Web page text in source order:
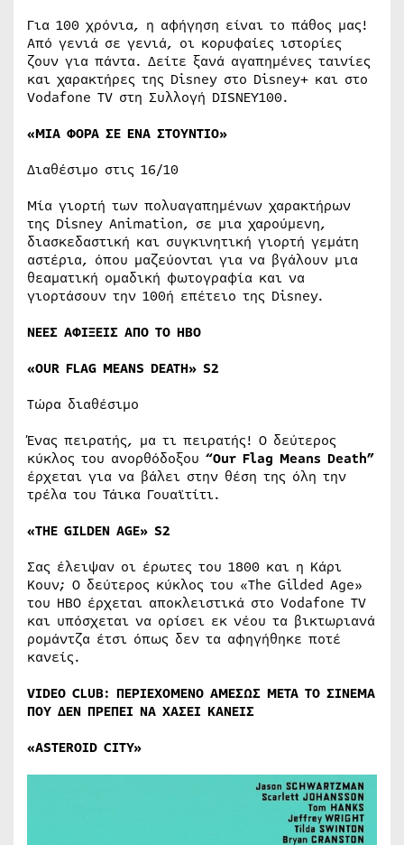
Για 100 χρόνια, η αφήγηση είναι το πάθος μας!
Από γενιά σε γενιά, οι κορυφαίες ιστορίες
ζουν για πάντα. Δείτε ξανά αγαπημένες ταινίες
και χαρακτήρες της Disney στο Disney+ και στο
Vodafone TV στη Συλλογή DISNEY100.
«ΜΙΑ ΦΟΡΑ ΣΕ ΕΝΑ ΣΤΟΥΝΤΙΟ»
Διαθέσιμο στις 16/10
Μία γιορτή των πολυαγαπημένων χαρακτήρων
της Disney Animation, σε μια χαρούμενη,
διασκεδαστική και συγκινητική γιορτή γεμάτη
αστέρια, όπου μαζεύονται για να βγάλουν μια
θεαματική ομαδική φωτογραφία και να
γιορτάσουν την 100ή επέτειο της Disney.
ΝΕΕΣ ΑΦΙΞΕΙΣ ΑΠΟ ΤO ΗΒΟ
«OUR FLAG MEANS DEATH» S2
Τώρα διαθέσιμο
Ένας πειρατής, μα τι πειρατής! Ο δεύτερος
κύκλος του ανορθόδοξου “Our Flag Means Death”
έρχεται για να βάλει στην θέση της όλη την
τρέλα του Τάικα Γουαϊτίτι.
«THE GILDEN AGE» S2
Σας έλειψαν οι έρωτες του 1800 και η Κάρι
Κουν; Ο δεύτερος κύκλος του «The Gilded Age»
του ΗΒΟ έρχεται αποκλειστικά στο Vodafone TV
και υπόσχεται να ορίσει εκ νέου τα βικτωριανά
ρομάντζα έτσι όπως δεν τα αφηγήθηκε ποτέ
κανείς.
VIDEO CLUB: ΠΕΡΙΕΧΟΜΕΝΟ ΑΜΕΣΩΣ ΜΕΤΑ ΤΟ ΣΙΝΕΜΑ
ΠΟΥ ΔΕΝ ΠΡΕΠΕΙ ΝΑ ΧΑΣΕΙ ΚΑΝΕΙΣ
«ASTEROID CITY»